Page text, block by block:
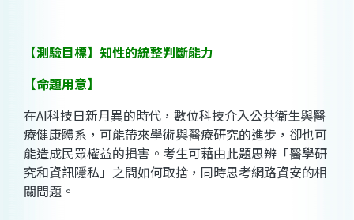
【測驗目標】知性的統整判斷能力
【命題用意】
在AI科技日新月異的時代，數位科技介入公共衛生與醫
療健康體系，可能帶來學術與醫療研究的進步，卻也可
能造成民眾權益的損害。考生可藉由此題思辨「醫學研
究和資訊隱私」之間如何取捨，同時思考網路資安的相
關問題。